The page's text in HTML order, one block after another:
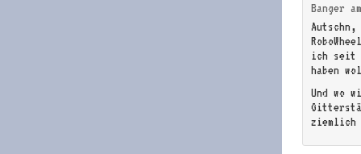
Banger
ich seit
haben
Und wo
ziemlich